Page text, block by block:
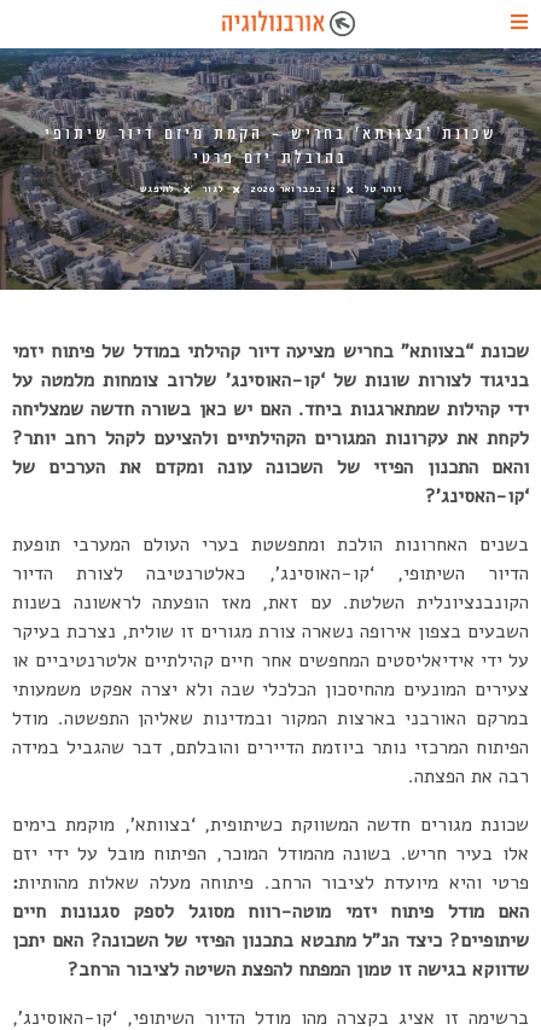
שכונת ‘בצוותא’ בחריש – הקמת מיזם דיור שיתופי
בהובלת יזם פרטי
זוהר טל 12 בפברואר 2020 לגור להיפגש
שכונת “בצוותא” בחריש מציעה דיור קהילתי במודל של פיתוח יזמי
בניגוד לצורות שונות של ‘קו-האוסינג’ שלרוב צומחות מלמטה על
ידי קהילות שמתארגנות ביחד. האם יש כאן בשורה חדשה שמצליחה
לקחת את עקרונות המגורים הקהילתיים ולהציעם לקהל רחב יותר?
והאם התכנון הפיזי של השכונה עונה ומקדם את הערכים של
‘קו-האסינג’?
בשנים האחרונות הולכת ומתפשטת בערי העולם המערבי תופעת
הדיור השיתופי, ‘קו-האוסינג’, כאלטרנטיבה לצורת הדיור
הקונבנציונלית השלטת. עם זאת, מאז הופעתה לראשונה בשנות
השבעים בצפון אירופה נשארה צורת מגורים זו שולית, נצרכת בעיקר
על ידי אידיאליסטים המחפשים אחר חיים קהילתיים אלטרנטיביים או
צעירים המונעים מהחיסכון הכלכלי שבה ולא יצרה אפקט משמעותי
במרקם האורבני בארצות המקור ובמדינות שאליהן התפשטה. מודל
הפיתוח המרכזי נותר ביוזמת הדיירים והובלתם, דבר שהגביל במידה
רבה את הפצתה.
שכונת מגורים חדשה המשווקת כשיתופית, ‘בצוותא’, מוקמת בימים
אלו בעיר חריש. בשונה מהמודל המוכר, הפיתוח מובל על ידי יזם
פרטי והיא מיועדת לציבור הרחב. פיתוחה מעלה שאלות מהותיות:
האם מודל פיתוח יזמי מוטה-רווח מסוגל לספק סגנונות חיים
שיתופיים? כיצד הנ”ל מתבטא בתכנון הפיזי של השכונה? האם יתכן
שדווקא בגישה זו טמון המפתח להפצת השיטה לציבור הרחב?
ברשימה זו אציג בקצרה מהו מודל הדיור השיתופי, ‘קו-האוסינג’,